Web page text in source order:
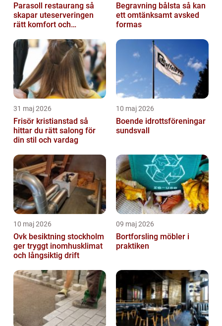
Parasoll restaurang så
skapar uteserveringen
rätt komfort och
Begravning bålsta så kan
ett omtänksamt avsked
formas
31 maj 2026
Frisör kristianstad så
hittar du rätt salong för
din stil och vardag
10 maj 2026
Boende idrottsföreningar
sundsvall
10 maj 2026
Ovk besiktning stockholm
ger tryggt inomhusklimat
och långsiktig drift
09 maj 2026
Bortforsling möbler i
praktiken